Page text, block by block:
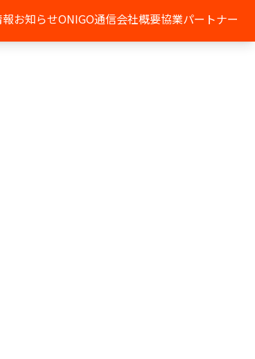
お知らせONIGO通信会社概要協業パートナー